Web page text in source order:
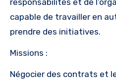
responsabilités et de
capable de travailler en
prendre des initiatives.
Missions :
Négocier des contrats et